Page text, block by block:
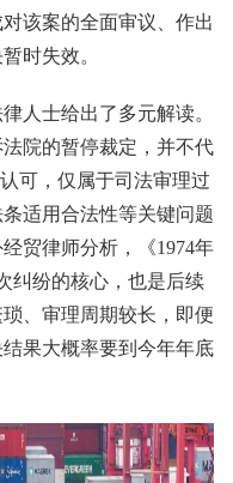
该案的全面审议、作出
时失效。
人士给出了多元解读。
院的暂停裁定，并不代
可，仅属于司法审理过
适用合法性等关键问题
贸律师分析，《1974年
纠纷的核心，也是后续
、审理周期较长，即便
果大概率要到今年年底